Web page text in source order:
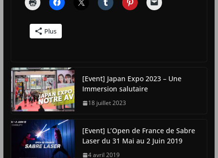
Plus
[Event] Japan Expo 2023 – Une
Immersion salutaire
18 juillet 2023
[Event] L’Open de France de Sabre
Laser du 31 Mai au 2 Juin 2019
4 avril 2019